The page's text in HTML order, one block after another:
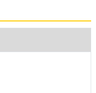
用者介面、順暢播放
）的遊戲體驗，讓
效能表現。
500 萬畫素主相機、